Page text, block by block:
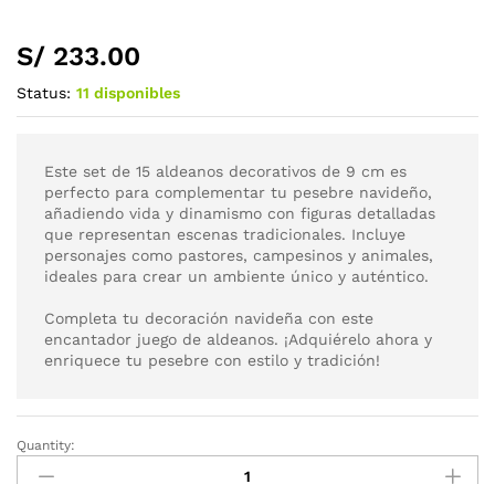
S/ 233.00
Status: 11 disponibles
Este set de 15 aldeanos decorativos de 9 cm es
perfecto para complementar tu pesebre navideño,
añadiendo vida y dinamismo con figuras detalladas
que representan escenas tradicionales. Incluye
personajes como pastores, campesinos y animales,
ideales para crear un ambiente único y auténtico.
Completa tu decoración navideña con este
encantador juego de aldeanos. ¡Adquiérelo ahora y
enriquece tu pesebre con estilo y tradición!
Quantity: